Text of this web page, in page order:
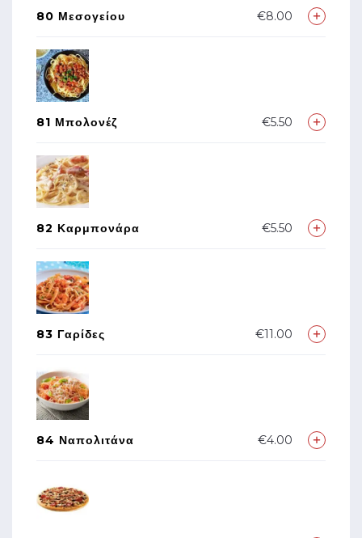
80 Μεσογείου €8.00
81 Μπολονέζ €5.50
82 Καρμπονάρα €5.50
83 Γαρίδες €11.00
84 Ναπολιτάνα €4.00